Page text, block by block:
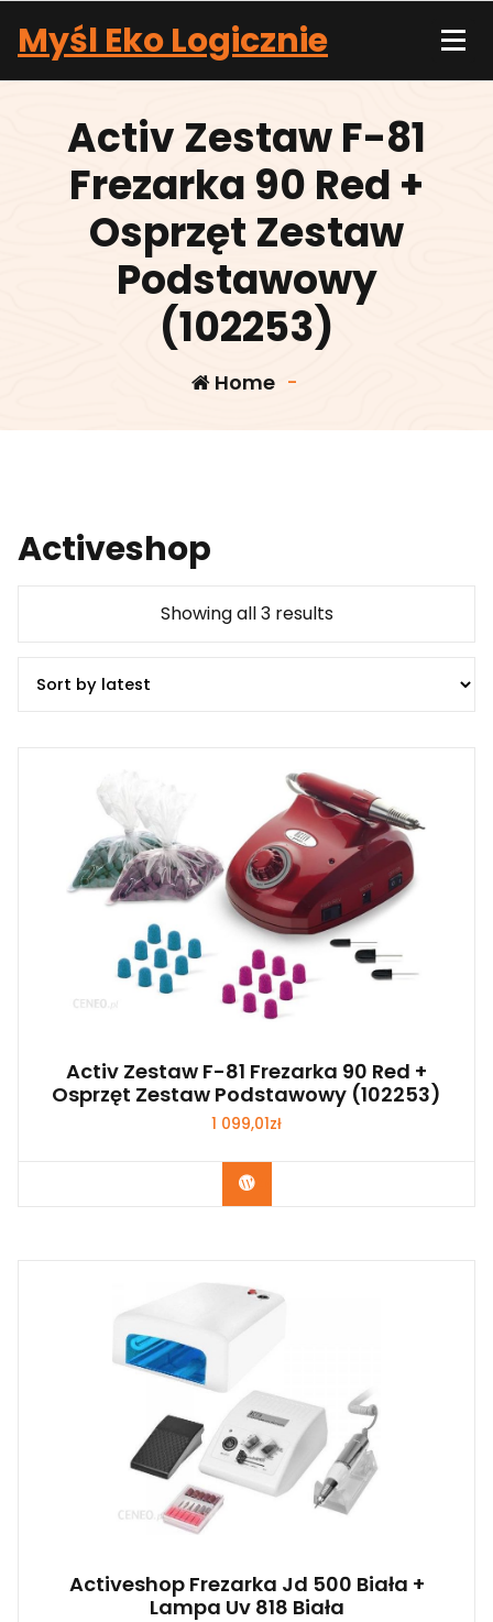
content
Myśl Eko Logicznie
Activ Zestaw F-81
Frezarka 90 Red +
Osprzęt Zestaw
Podstawowy
(102253)
Home -
Activeshop
Showing all 3 results
Activ Zestaw F-81 Frezarka 90 Red +
Osprzęt Zestaw Podstawowy (102253)
1 099,01zł
Zobacz
Activeshop Frezarka Jd 500 Biała +
Lampa Uv 818 Biała